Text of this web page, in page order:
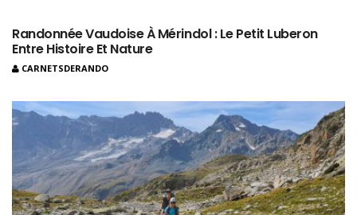
Randonnée Vaudoise À Mérindol : Le Petit Luberon
Entre Histoire Et Nature
CARNETSDERANDO